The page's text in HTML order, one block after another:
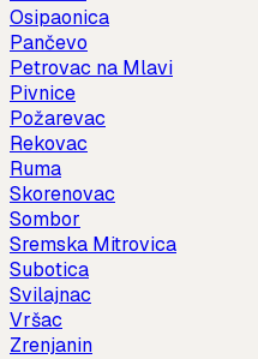
Osipaonica
Pančevo
Petrovac na Mlavi
Pivnice
Požarevac
Rekovac
Ruma
Skorenovac
Sombor
Sremska Mitrovica
Subotica
Svilajnac
Vršac
Zrenjanin